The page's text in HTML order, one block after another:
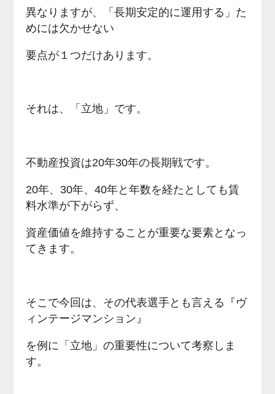
異なりますが、「長期安定的に運用する」た
めには欠かせない
要点が１つだけあります。
それは、「立地」です。
不動産投資は20年30年の長期戦です。
20年、30年、40年と年数を経たとしても賃
料水準が下がらず、
資産価値を維持することが重要な要素となっ
てきます。
そこで今回は、その代表選手とも言える『ヴ
ィンテージマンション』
を例に「立地」の重要性について考察しま
す。